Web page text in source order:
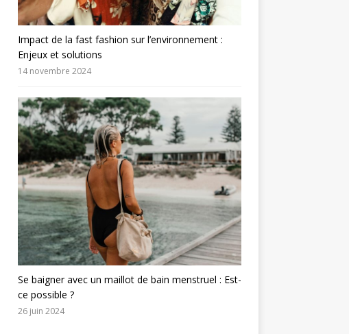
Impact de la fast fashion sur l’environnement :
Enjeux et solutions
14 novembre 2024
Se baigner avec un maillot de bain menstruel : Est-
ce possible ?
26 juin 2024